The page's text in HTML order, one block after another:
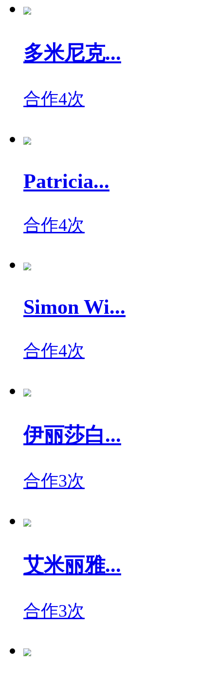
多米尼克...
合作4次
Patricia...
合作4次
Simon Wi...
合作4次
伊丽莎白...
合作3次
艾米丽雅...
合作3次